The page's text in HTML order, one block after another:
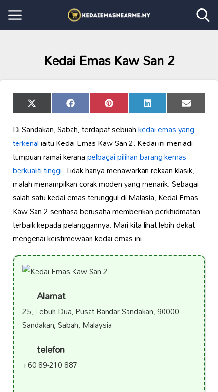
Kedai Emas Kaw San 2
Share
on
X
(Twitter)
Share
on
Facebook Share
on
Pinterest Share
on
LinkedIn Share
on
Email
Di Sandakan, Sabah, terdapat sebuahkedai emas yang
terkenaliaitu Kedai Emas Kaw San 2. Kedai ini menjadi
tumpuan ramai keranapelbagai pilihan barang kemas
berkualiti tinggi. Tidak hanya menawarkan rekaan klasik,
malah menampilkan corak moden yang menarik. Sebagai
salah satu kedai emas terunggul di Malasia, Kedai Emas
Kaw San 2 sentiasa berusaha memberikan perkhidmatan
terbaik kepada pelanggannya. Mari kita lihat lebih dekat
mengenai keistimewaan kedai emas ini.
Alamat
25, Lebuh Dua, Pusat Bandar Sandakan, 90000
Sandakan, Sabah, Malaysia
telefon
+60 89-210 887